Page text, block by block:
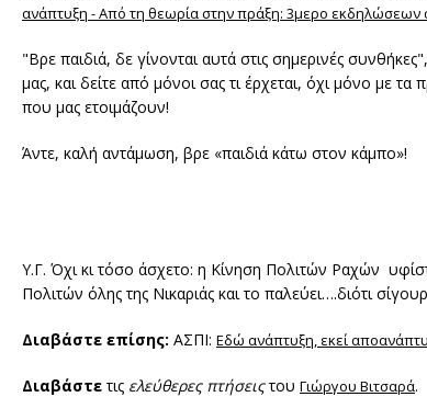
ανάπτυξη - Από τη θεωρία στην πράξη: 3μερο εκδηλώσεων
"Βρε παιδιά, δε γίνονται αυτά στις σημερινές
μας, και δείτε από μόνοι σας τι έρχεται, όχι μόνο με
που μας ετοιμάζουν!
Άντε, καλή αντάμωση, βρε «παιδιά κάτω στον κάμπο»!
Υ.Γ. Όχι κι τόσο άσχετο: η Κίνηση Πολιτών Ραχών
Πολιτών όλης της Νικαριάς και το παλεύει….διότι
Διαβάστε επίσης: ΑΣΠΙ: Εδώ ανάπτυξη, εκεί
Διαβάστετις ελεύθερες πτήσειςτου Γιώργου Βιτσαρά.